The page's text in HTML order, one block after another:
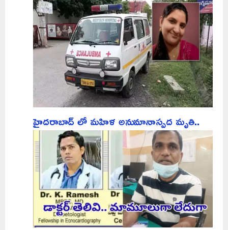
హైదరాబాద్ లో మహిళ అనుమానాస్పద మృతి..